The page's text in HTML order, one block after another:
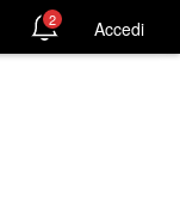
2 Accedi